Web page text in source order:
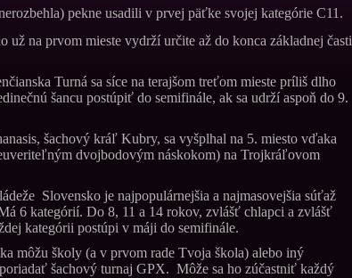
pekne usadili v prvej päťke svojej kategórie C11.
už na prvom mieste vydrží určite až do konca základnej časti
Turná sa síce na terajšom treťom mieste príliš dlho
šancu postúpiť do semifinále, ak sa udrží aspoň do 9.
šachový kráľ Kubry, sa vyšplhal na 5. miesto vďaka
dvojbodovým náskokom) na Trojkráľovom
Slovensko je najpopulárnejšia a najmasovejšia súťaž
6 kategórií. Do 8, 11 a 14 rokov, zvlášť chlapci a zvlášť
kategórii postúpi v máji do semifinále.
môžu školy (a v prvom rade Tvoja škola) alebo iný
šachový turnaj GPX. Môže sa ho zúčastniť každý